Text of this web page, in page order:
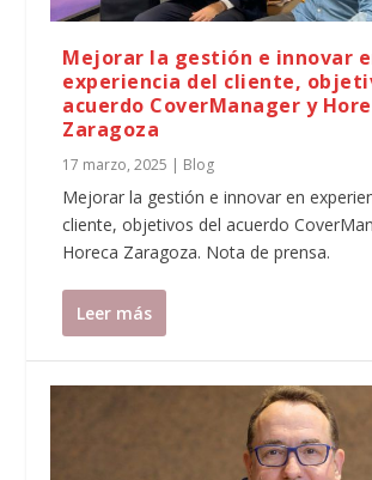
Mejorar la gestión e innovar
experiencia del cliente,
acuerdo CoverManager y
Zaragoza
17 marzo, 2025 | Blog
Mejorar la gestión e innovar en
cliente, objetivos del acuerdo
Horeca Zaragoza. Nota de prensa.
Leer más